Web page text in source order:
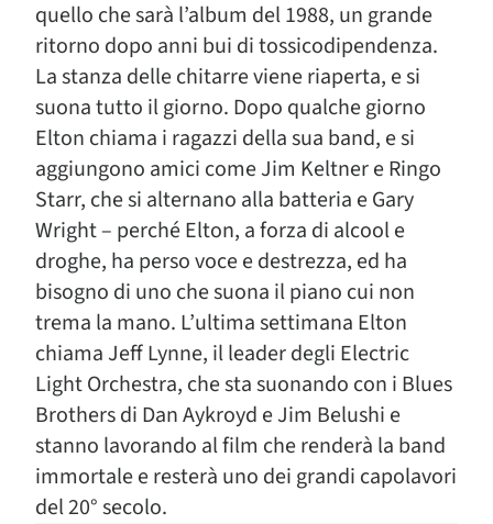
quello che sarà l’album del 1988, un grande
ritorno dopo anni bui di tossicodipendenza.
La stanza delle chitarre viene riaperta, e si
suona tutto il giorno. Dopo qualche giorno
Elton chiama i ragazzi della sua band, e si
aggiungono amici come Jim Keltner e Ringo
Starr, che si alternano alla batteria e Gary
Wright – perché Elton, a forza di alcool e
droghe, ha perso voce e destrezza, ed ha
bisogno di uno che suona il piano cui non
trema la mano. L’ultima settimana Elton
chiama Jeff Lynne, il leader degli Electric
Light Orchestra, che sta suonando con i Blues
Brothers di Dan Aykroyd e Jim Belushi e
stanno lavorando al film che renderà la band
immortale e resterà uno dei grandi capolavori
del 20° secolo.